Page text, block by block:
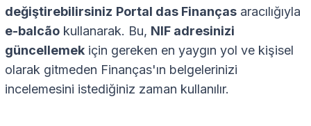
değiştirebilirsiniz Portal das Finanças aracılığıyla
e-balcão kullanarak. Bu, NIF adresinizi
güncellemek için gereken en yaygın yol ve kişisel
olarak gitmeden Finanças'ın belgelerinizi
incelemesini istediğiniz zaman kullanılır.